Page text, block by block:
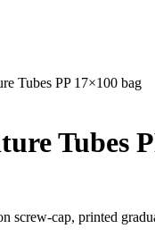
Tubes PP 17×100 bag
Tubes
cap, printed